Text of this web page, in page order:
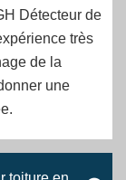
Détecteur de
très
de la
une